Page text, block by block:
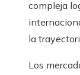
compleja
la
Los